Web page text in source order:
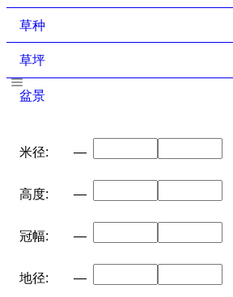
草种
草坪
盆景
米径: —
高度: —
冠幅: —
地径: —